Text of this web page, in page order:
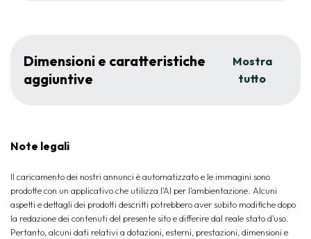
Dimensioni e caratteristiche
aggiuntive
Mostra
tutto
Note legali
Il caricamento dei nostri annunci è automatizzato e le immagini sono
prodotte con un applicativo che utilizza l’AI per l‘ambientazione. Alcuni
aspetti e dettagli dei prodotti descritti potrebbero aver subito modifiche dopo
la redazione dei contenuti del presente sito e differire dal reale stato d’uso.
Pertanto, alcuni dati relativi a dotazioni, esterni, prestazioni, dimensioni e